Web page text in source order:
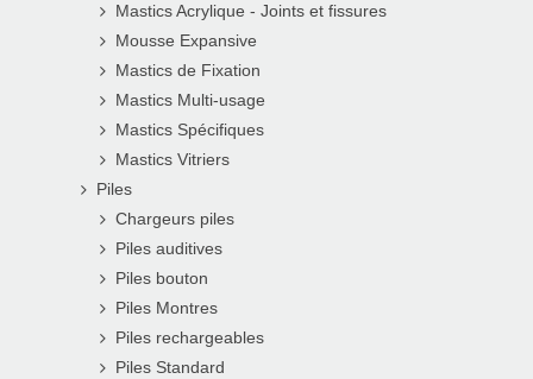
Mastics Acrylique - Joints et fissures
Mousse Expansive
Mastics de Fixation
Mastics Multi-usage
Mastics Spécifiques
Mastics Vitriers
Piles
Chargeurs piles
Piles auditives
Piles bouton
Piles Montres
Piles rechargeables
Piles Standard